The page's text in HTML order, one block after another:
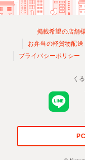
掲載希望の店舗
お弁当の軽貨物配
プライバシーポリシー
く